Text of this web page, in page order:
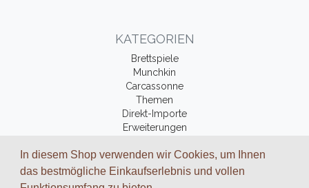
KATEGORIEN
Brettspiele
Munchkin
Carcassonne
Themen
Direkt-Importe
Erweiterungen
Zubehör
In diesem Shop verwenden wir Cookies, um Ihnen
das bestmögliche Einkaufserlebnis und vollen